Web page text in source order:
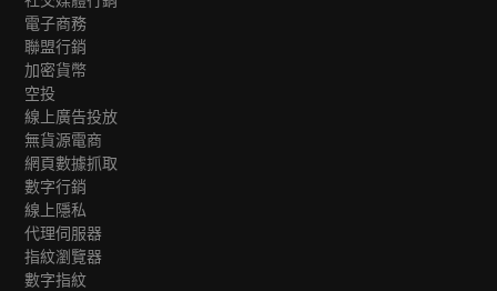
電子商務
聯盟行銷
加密貨幣
空投
線上廣告投放
無貨源電商
網頁數據抓取
數字行銷
線上隱私
代理伺服器
指紋瀏覽器
數字指紋